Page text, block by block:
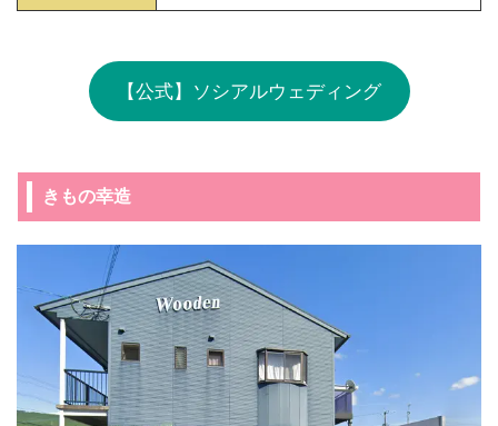
【公式】ソシアルウェディング
きもの幸造